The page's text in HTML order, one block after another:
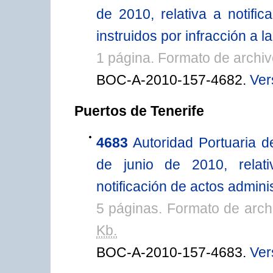
de 2010, relativa a
instruidos por infracción a
1 página. Formato de
BOC-A-2010-157-4682.
Puertos de Tenerife
4683 Autoridad Portuaria
de junio de 2010,
notificación de actos
5 páginas. Formato de
Kb.
BOC-A-2010-157-4683.